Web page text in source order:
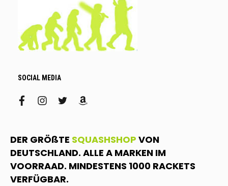
SOCIAL MEDIA
facebookinstagram
twitteramazon
DER GRÖßTE SQUASHSHOP VON
DEUTSCHLAND. ALLE A MARKEN IM
VOORRAAD. MINDESTENS 1000 RACKETS
VERFÜGBAR.